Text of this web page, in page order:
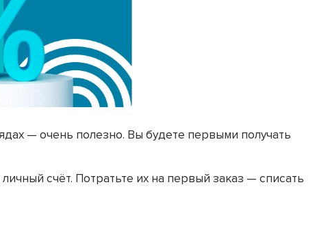
— очень полезно. Вы будете первыми получать
личный счёт. Потратьте их на первый заказ — списать